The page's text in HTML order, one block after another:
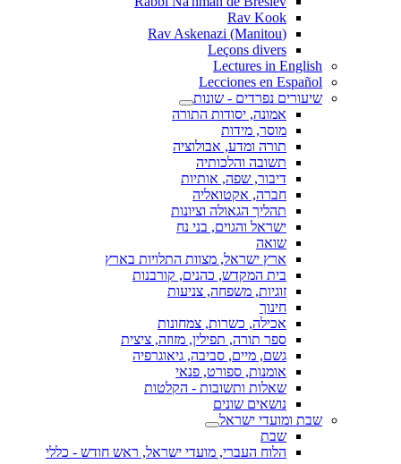
Rav Kook
(Rav Askenazi (Manitou
Leçons divers
Lectures in English
Lecciones en Español
שיעורים נפרדים - שונות
אמונה, יסודות התורה
מוסר, מידות
תורה ומדע, אבולוציה
תשובה והלכותיה
דיבור, שפה, אותיות
חברה, אקטואליה
תהליך הגאולה וציונות
ישראל והגוים, בני נח
שואה
ארץ ישראל, מצוות התלויות בארץ
בית המקדש, כהנים, קורבנות
זוגיות, משפחה, צניעות
חינוך
אכילה, כשרות, צמחונות
ספר תורה, תפילין, מזוזה, ציצית
גשם, מיים, סביבה, גיאוגרפיה
אומנות, ספורט, פנאי
שאלות ותשובות - הקלטות
נושאים שונים
שבת ומועדי ישראל
שבת
הלוח העברי, מועדי ישראל, ראש חודש - כללי